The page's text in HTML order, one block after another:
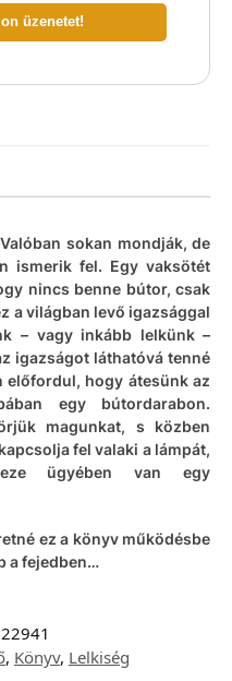
üzenetet!
sokan mondják, de
ismerik fel. Egy vaksötét
nincs benne bútor, csak
a világban levő igazsággal
– vagy inkább lelkünk –
igazságot láthatóvá tenné
hogy átesünk az
egy bútordarabon.
magunkat, s közben
fel valaki a lámpát,
ügyében van egy
ez a könyv működésbe
a fejedben…
22941
, Könyv, Lelkiség